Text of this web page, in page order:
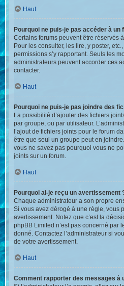
Haut
Pourquoi ne puis-je pas accéder à un
Certains forums peuvent être réservés
Pour les consulter, les lire, y poster,
permissions s’y rapportant. Seuls les
administrateurs peuvent accorder ces
contacter.
Haut
Pourquoi ne puis-je pas joindre des
La possibilité d’ajouter des fichiers
par groupe, ou par utilisateur.
l’ajout de fichiers joints pour le forum
être que seul un groupe peut en
vous ne savez pas pourquoi vous ne
joints sur un forum.
Haut
Pourquoi ai-je reçu un avertissement
Chaque administrateur a son propre
Si vous avez dérogé à une règle, vous
avertissement. Notez que c’est la
phpBB Limited n’est pas concerné par
donné. Contactez l’administrateur si
de votre avertissement.
Haut
Comment rapporter des messages à